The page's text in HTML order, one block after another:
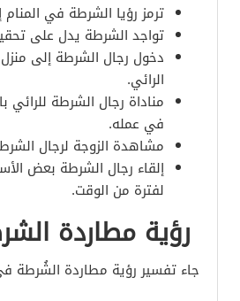
ترمز رؤيا الشرطة في
تواجد الشرطة يدل على
دخول رجال الشرطة إلى منزل
الرائي.
مناداة رجال الشرطة
في عمله.
مشاهدة الزوجة لرجال
إلقاء رجال الشرطة بعض
لفترة من الوقت.
رؤية مطاردة
جاء تفسير رؤية مطاردة الشُرطة